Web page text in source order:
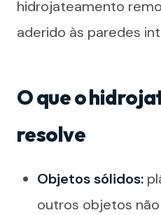
hidrojateamento
aderido às paredes
O que o
resolve
Objetos sólidos:
outros objetos